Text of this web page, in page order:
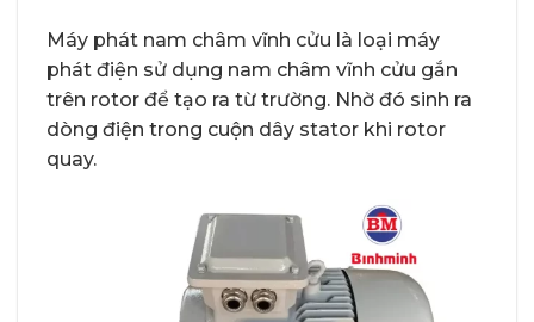
Máy phát nam châm vĩnh cửu là loại máy
phát điện sử dụng nam châm vĩnh cửu gắn
trên rotor để tạo ra từ trường. Nhờ đó sinh ra
dòng điện trong cuộn dây stator khi rotor
quay.